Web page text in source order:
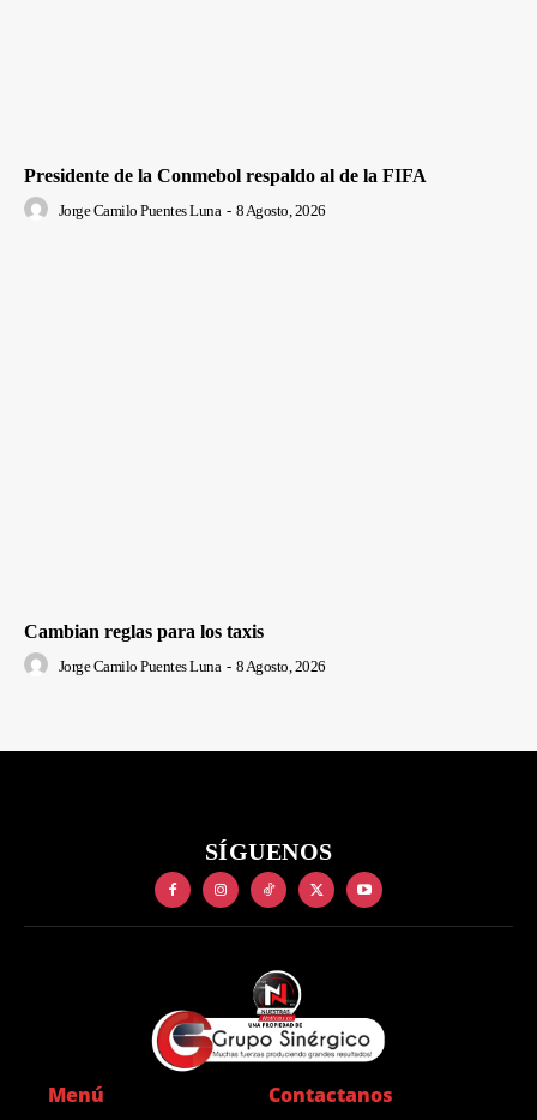
Presidente de la Conmebol respaldo al de la FIFA
Jorge Camilo Puentes Luna - 8 Agosto, 2026
Cambian reglas para los taxis
Jorge Camilo Puentes Luna - 8 Agosto, 2026
SÍGUENOS
Menú Contactanos